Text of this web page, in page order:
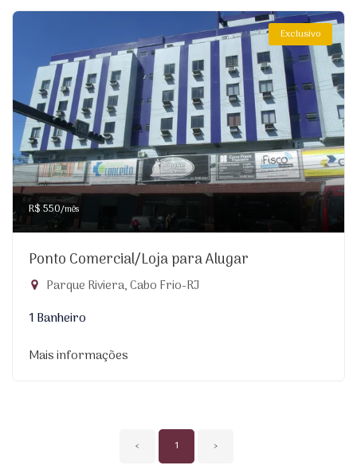
Exclusivo
R$ 550/mês
Ponto Comercial/Loja para Alugar
Parque Riviera, Cabo Frio-RJ
1 Banheiro
Mais informações
‹ 1 ›